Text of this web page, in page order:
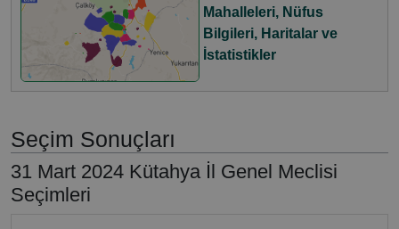
Mahalleleri, Nüfus
Bilgileri, Haritalar ve
İstatistikler
Seçim Sonuçları
31 Mart 2024 Kütahya İl Genel Meclisi
Seçimleri